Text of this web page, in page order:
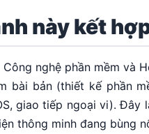
này kết
nghệ phần mềm và
bài bản (thiết kế phần
giao tiếp ngoại vi).
thông minh đang bùng